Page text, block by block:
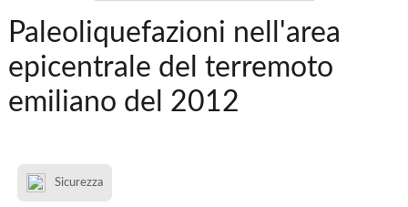
Paleoliquefazioni nell'area
epicentrale del terremoto
emiliano del 2012
Sicurezza